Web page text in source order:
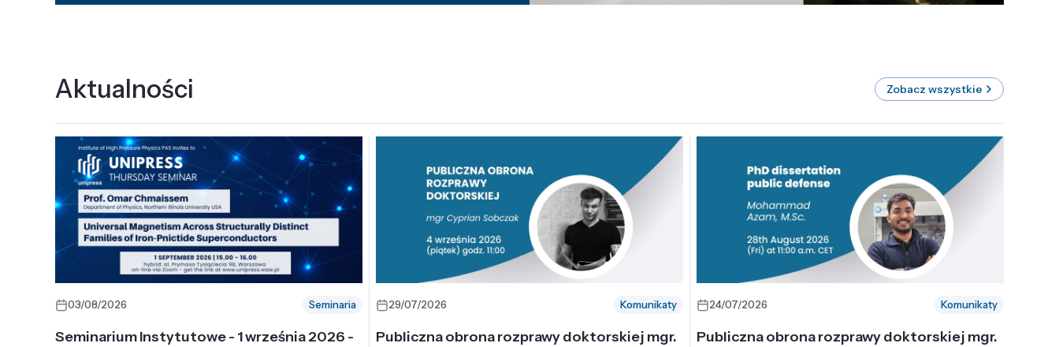
Aktualności Zobacz wszystkie
03/08/2026 Seminaria
Seminarium Instytutowe - 1 września 2026 -
29/07/2026 Komunikaty
Publiczna obrona rozprawy doktorskiej mgr.
24/07/2026 Komunikaty
Publiczna obrona rozprawy doktorskiej mgr.